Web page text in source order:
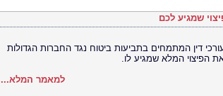
שמגיע לכם
דין המתמחים בתביעות ביטוח נגד החברות הגדולות
הפיצוי המלא שמגיע לו.
למאמר המלא...